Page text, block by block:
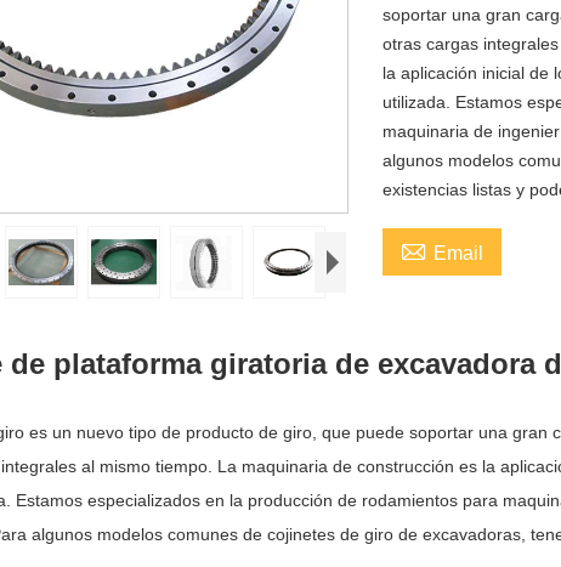
soportar una gran
otras cargas
la aplicación inicial de
utilizada. Estamos
maquinaria de
algunos modelos
existencias listas y
 Email
de plataforma giratoria de excavadora
es un nuevo tipo de producto de giro, que puede soportar una gran
al mismo tiempo. La maquinaria de construcción es la
Estamos especializados en la producción de rodamientos para
algunos modelos comunes de cojinetes de giro de excavadoras,